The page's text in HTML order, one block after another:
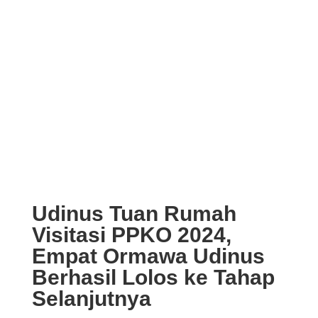
Udinus Tuan Rumah
Visitasi PPKO 2024,
Empat Ormawa Udinus
Berhasil Lolos ke Tahap
Selanjutnya